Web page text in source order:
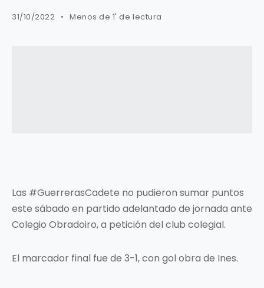
31/10/2022 Menos de 1' de lectura
Las #GuerrerasCadete no pudieron sumar puntos
este sábado en partido adelantado de jornada ante
Colegio Obradoiro, a petición del club colegial.
El marcador final fue de 3-1, con gol obra de Ines.